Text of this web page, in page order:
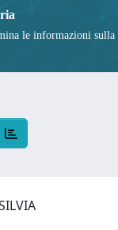
le informazioni